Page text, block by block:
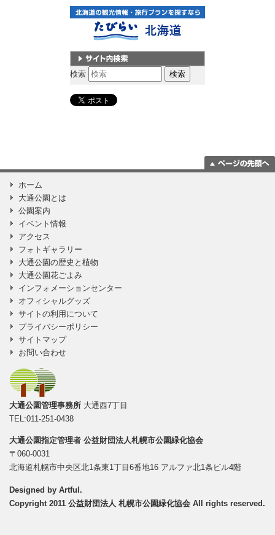
サイト内検索
検索
ホーム
大通公園とは
公園案内
イベント情報
アクセス
フォトギャラリー
大通公園の歴史と植物
大通公園花ごよみ
インフォメーションセンター
オフィシャルグッズ
サイトの利用について
プライバシーポリシー
サイトマップ
お問い合わせ
大通公園管理事務所 大通西7丁目
TEL:011-251-0438
大通公園指定管理者 公益財団法人札幌市公園緑化協会
〒060-0031
北海道札幌市中央区北1条東1丁目6番地16 アルファ北1条ビル4階
Designed by Artful .
Copyright 2011 公益財団法人 札幌市公園緑化協会 All rights reserved.